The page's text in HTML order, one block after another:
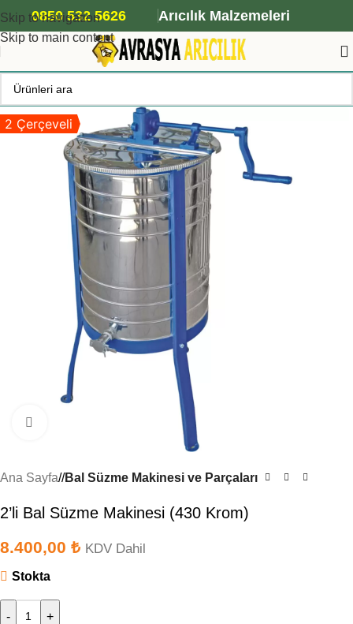
Skip to navigation
Skip to main content
ANA ARI SİPARİŞİ İÇİN TIKLAYIN
0850 532 5626 Arıcılık Malzemeleri
2 Çerçeveli
Ana Sayfa/ Bal Süzme Makinesi ve Parçaları
2’li Bal Süzme Makinesi (430 Krom)
8.400,00 ₺ KDV Dahil
Stokta
- +